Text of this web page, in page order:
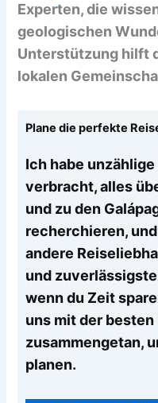
Experten, die
geologischen
Unterstützung hilft
lokalen
Plane die perfekte
Ich habe
verbracht, alles
und zu den
recherchieren,
andere
und
wenn du Zeit
uns mit der
zusammengetan,
planen.